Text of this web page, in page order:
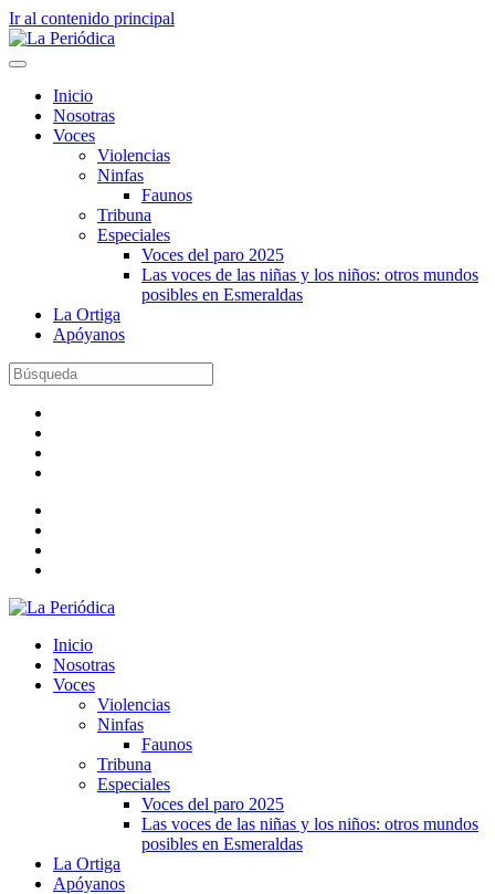
Ir al contenido principal
Inicio
Nosotras
Voces
Violencias
Ninfas
Faunos
Tribuna
Especiales
Voces del paro 2025
Las voces de las niñas y los niños: otros mundos
posibles en Esmeraldas
La Ortiga
Apóyanos
Inicio
Nosotras
Voces
Violencias
Ninfas
Faunos
Tribuna
Especiales
Voces del paro 2025
Las voces de las niñas y los niños: otros mundos
posibles en Esmeraldas
La Ortiga
Apóyanos